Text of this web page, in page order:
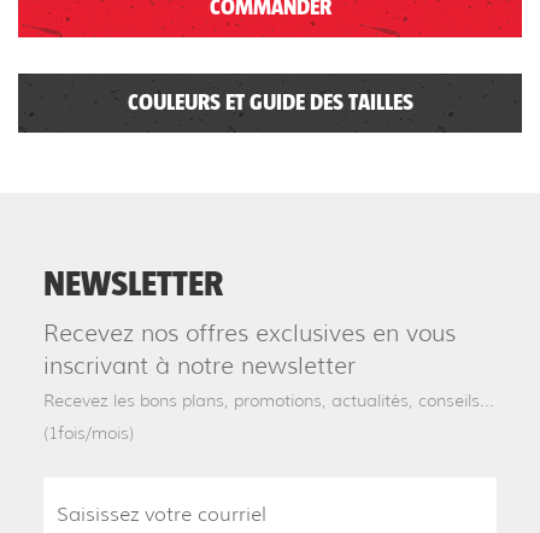
COMMANDER
COULEURS ET GUIDE DES TAILLES
NEWSLETTER
Recevez nos offres exclusives en vous
inscrivant à notre newsletter
Recevez les bons plans, promotions, actualités, conseils...
(1fois/mois)